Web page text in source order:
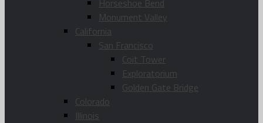
Horseshoe Bend
Monument Valley
California
San Francisco
Coit Tower
Exploratorium
Golden Gate Bridge
Colorado
Illinois